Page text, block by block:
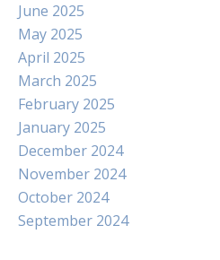
June 2025
May 2025
April 2025
March 2025
February 2025
January 2025
December 2024
November 2024
October 2024
September 2024